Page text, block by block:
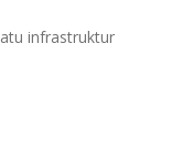
infrastruktur